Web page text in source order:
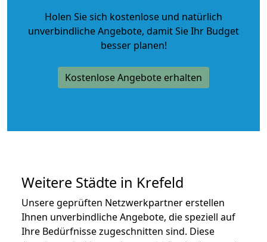
Holen Sie sich kostenlose und natürlich
unverbindliche Angebote, damit Sie Ihr Budget
besser planen!
Kostenlose Angebote erhalten
Weitere Städte in Krefeld
Unsere geprüften Netzwerkpartner erstellen
Ihnen unverbindliche Angebote, die speziell auf
Ihre Bedürfnisse zugeschnitten sind. Diese